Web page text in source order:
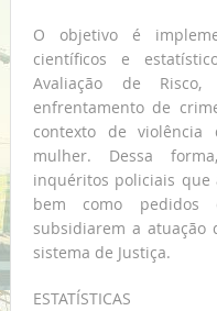
O objetivo é
científicos e
Avaliação de
enfrentamento de
contexto de
mulher. Dessa
inquéritos policiais
bem como pedidos
subsidiarem a atuação
sistema de Justiça.
ESTATÍSTICAS